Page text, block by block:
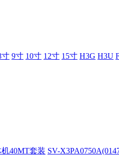
寸 9寸 10寸 12寸 15寸 H3G H3U
40MT套装 SV-